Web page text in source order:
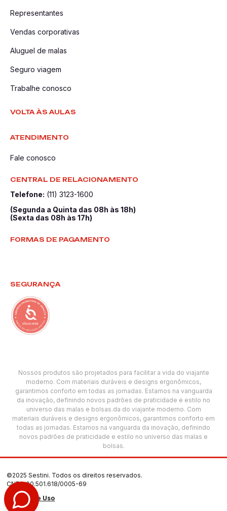
Representantes
Vendas corporativas
Aluguel de malas
Seguro viagem
Trabalhe conosco
VOLTA ÀS AULAS
ATENDIMENTO
Fale conosco
CENTRAL DE RELACIONAMENTO
Telefone: (11) 3123-1600
(Segunda a Quinta das 08h às 18h)
(Sexta das 08h às 17h)
FORMAS DE PAGAMENTO
SEGURANÇA
Nossos produtos são projetados para facilitar a vida do viajante
moderno. Com materiais duráveis e designs ergonômicos,
garantimos conforto em todas as jornadas. Estamos na vanguarda
da inovação, definindo novos padrões de praticidade e estilo no
universo das malas e bolsas.da do viajante moderno. Com
materiais duráveis e designs ergonômicos, garantimos conforto em
todas as jornadas. Estamos na vanguarda da inovação, definindo
novos padrões de praticidade e estilo no universo das malas e
bolsas.
©2025 Sestini. Todos os direitos reservados.
CNPJ: 00.501.618/0005-69
Termos de Uso